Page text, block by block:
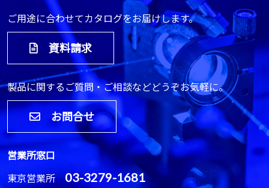
ご用途に合わせてカタログをお届けします。
資料請求
製品に関するご質問・ご相談などどうぞお気軽に。
お問合せ
営業所窓口
東京営業所03-3279-1681